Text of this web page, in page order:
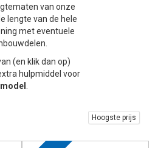
van onze
lengte van de hele
met eventuele
(en klik dan op)
hulpmiddel voor
Hoogste prijs